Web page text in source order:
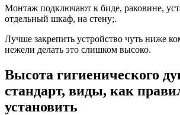
Монтаж подключают к биде, раковине,
отдельный шкаф, на стену;.
Лучше закрепить устройство чуть ниже
нежели делать это слишком высоко.
Высота гигиенического
стандарт, виды, как
установить